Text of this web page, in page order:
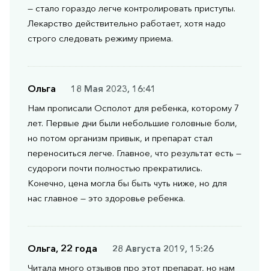
— стало гораздо легче контролировать приступы.
Лекарство действительно работает, хотя надо
строго следовать режиму приема.
Ольга
18 Мая 2023, 16:41
Нам прописали Осполот для ребенка, которому 7
лет. Первые дни были небольшие головные боли,
но потом организм привык, и препарат стал
переноситься легче. Главное, что результат есть —
судороги почти полностью прекратились.
Конечно, цена могла бы быть чуть ниже, но для
нас главное — это здоровье ребенка.
Ольга, 22 года
28 Августа 2019, 15:26
Читала много отзывов про этот препарат, но нам